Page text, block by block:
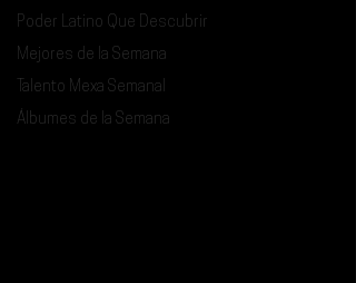
Poder Latino Que Descubrir
Mejores de la Semana
Talento Mexa Semanal
Álbumes de la Semana